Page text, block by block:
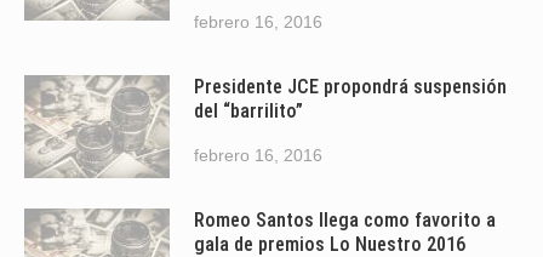
febrero 16, 2016
Presidente JCE propondrá suspensión
del “barrilito”
febrero 16, 2016
Romeo Santos llega como favorito a
gala de premios Lo Nuestro 2016